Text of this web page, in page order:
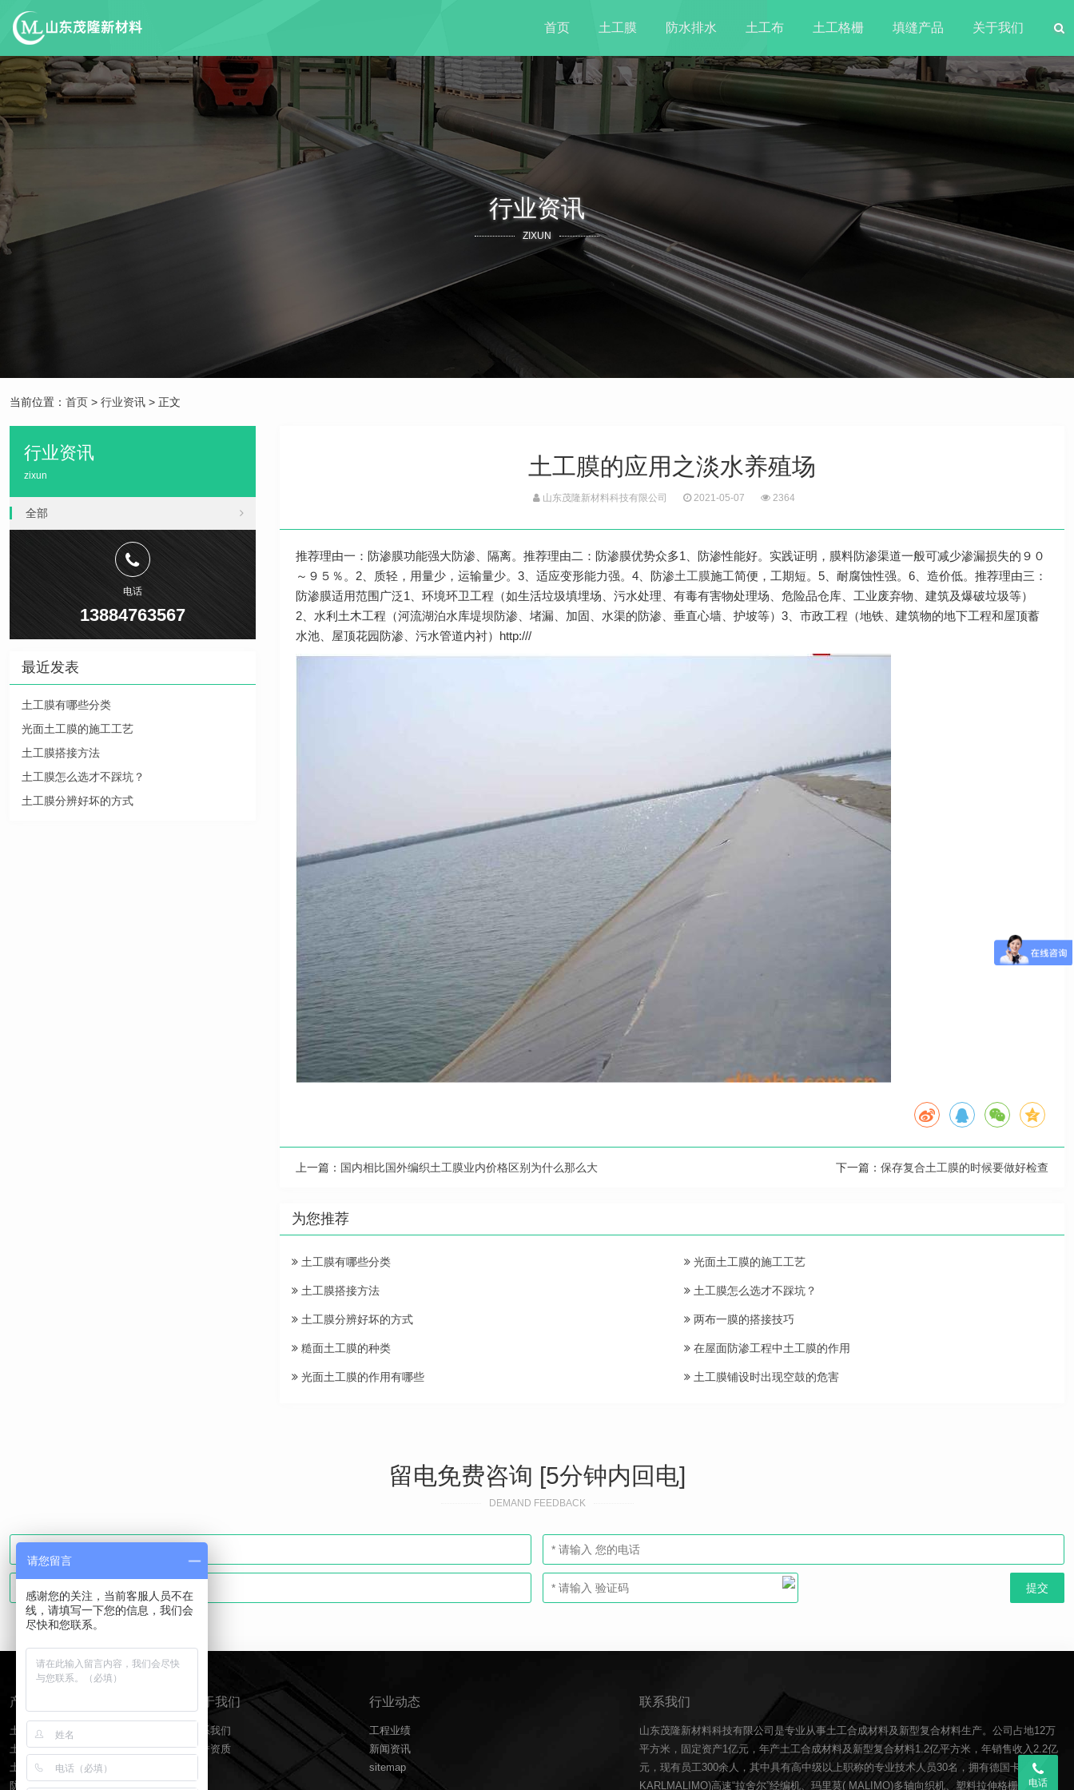
首页 土工膜 防水排水 土工布 土工格栅 填缝产品 关于我们
行业资讯
ZIXUN
当前位置： 首页 > 行业资讯 > 正文
土工膜的应用之淡水养殖场
山东茂隆新材料科技有限公司 2021-05-07 2364
推荐理由一：防渗膜功能强大防渗、隔离。推荐理由二：防渗膜优势众多1、防渗性能好。实践证明，膜料防渗渠道一般可减少渗漏损失的９０
～９５％。2、质轻，用量少，运输量少。3、适应变形能力强。4、防渗土工膜施工简便，工期短。5、耐腐蚀性强。6、造价低。推荐理由三：
防渗膜适用范围广泛1、环境环卫工程（如生活垃圾填埋场、污水处理、有毒有害物处理场、危险品仓库、工业废弃物、建筑及爆破垃圾等）
2、水利土木工程（河流湖泊水库堤坝防渗、堵漏、加固、水渠的防渗、垂直心墙、护坡等）3、市政工程（地铁、建筑物的地下工程和屋顶蓄
水池、屋顶花园防渗、污水管道内衬）http:///
上一篇： 国内相比国外编织土工膜业内价格区别为什么那么大 下一篇： 保存复合土工膜的时候要做好检查
为您推荐
土工膜有哪些分类 光面土工膜的施工工艺
土工膜搭接方法 土工膜怎么选才不踩坑？
土工膜分辨好坏的方式 两布一膜的搭接技巧
糙面土工膜的种类 在屋面防渗工程中土工膜的作用
光面土工膜的作用有哪些 土工膜铺设时出现空鼓的危害
行业资讯
zixun
全部
电话
13884763567
最近发表
土工膜有哪些分类
光面土工膜的施工工艺
土工膜搭接方法
土工膜怎么选才不踩坑？
土工膜分辨好坏的方式
留电免费咨询 [5分钟内回电]
DEMAND FEEDBACK
产品分类
土工膜
土工布
土工格栅
防水板排水网
关于我们
联系我们
荣誉资质
行业动态
工程业绩
新闻资讯
sitemap
联系我们
山东茂隆新材料科技有限公司是专业从事土工合成材料及新型复合材料生产。公司占地12万
平方米，固定资产1亿元，年产土工合成材料及新型复合材料1.2亿平方米，年销售收入2.2亿
元，现有员工300余人，其中具有高中级以上职称的专业技术人员30名，拥有德国卡尔迈耶(
KARLMALIMO)高速“拉舍尔”经编机、玛里莫( MALIMO)多轴向织机、塑料拉伸格栅生产线、
电话
请您留言
感谢您的关注，当前客服人员不在
线，请填写一下您的信息，我们会
尽快和您联系。